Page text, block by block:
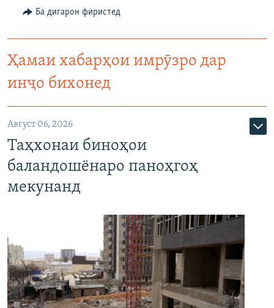
Ба дигарон фиристед
Ҳамаи хабарҳои имрӯзро дар
инҷо бихонед
Август 06, 2026
Таҳхонаи биноҳои
баландошёнаро паноҳгоҳ
мекунанд